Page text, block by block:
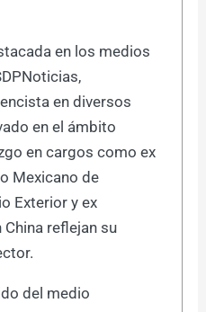
en los medios
en diversos
en el ámbito
en cargos como ex
Mexicano de
Exterior y ex
reflejan su
del medio